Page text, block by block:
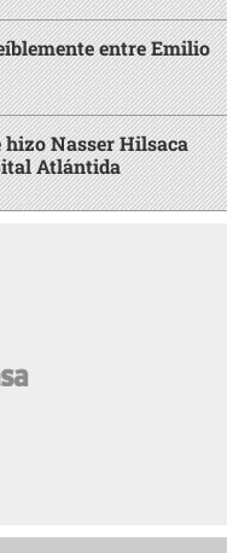
entre Emilio
Nasser Hilsaca
Atlántida